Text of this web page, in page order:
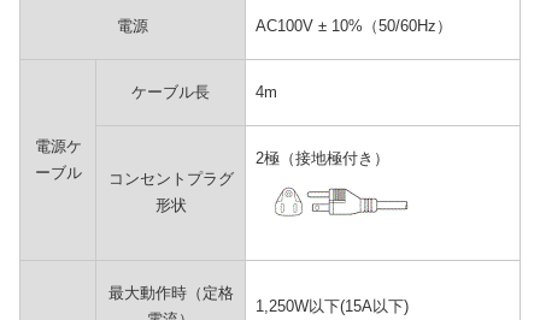
電源 AC100V ± 10%（50/60Hz）
電源ケ
ーブル
ケーブル長 4m
コンセントプラグ
形状
2極（接地極付き）
最大動作時（定格
1,250W以下(15A以下)